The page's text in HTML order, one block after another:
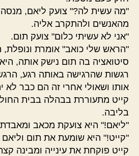
"מה עשית לה?" צועק ליאם,
מהאנשים ולהתקרב אליה.
"אני לא עשיתי כלום" צועק תום.
"הראש שלי כואב" אומרת
סיטואציה בה תום נישק אותה,
רגשות שהרגישה באותה רגע,
אותו ושאולי אחרי זה הם כבר לא
קייט מתעוררת בבהלה בבית
בליבה.
"ליאם!" היא צועקת מכאב
"קייט!" היא שומעת את תום
קייט פוקחת את עינייה ומבינה